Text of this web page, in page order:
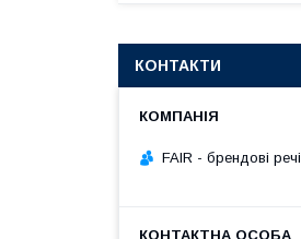
КОНТАКТИ
FAIR - брендові речі